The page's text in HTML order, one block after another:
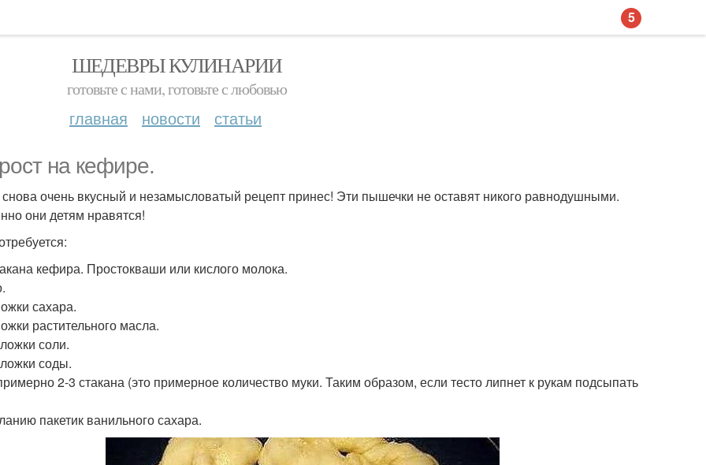
ШЕДЕВРЫ КУЛИНАРИИ
готовьте с нами, готовьте с любовью
главная новости статьи
на кефире.
очень вкусный и незамысловатый рецепт принес! Эти пышечки не оставят никого равнодушными.
они детям нравятся!
кефира. Простокваши или кислого молока.
сахара.
растительного масла.
соли.
соды.
2-3 стакана (это примерное количество муки. Таким образом, если тесто липнет к рукам подсыпать
пакетик ванильного сахара.
5